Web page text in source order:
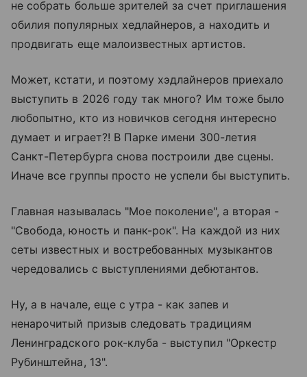
не собрать больше зрителей за счет приглашения
обилия популярных хедлайнеров, а находить и
продвигать еще малоизвестных артистов.
Может, кстати, и поэтому хэдлайнеров приехало
выступить в 2026 году так много? Им тоже было
любопытно, кто из новичков сегодня интересно
думает и играет?! В Парке имени 300-летия
Санкт-Петербурга снова построили две сцены.
Иначе все группы просто не успели бы выступить.
Главная называлась "Мое поколение", а вторая -
"Свобода, юность и панк-рок". На каждой из них
сеты известных и востребованных музыкантов
чередовались с выступлениями дебютантов.
Ну, а в начале, еще с утра - как запев и
ненарочитый призыв следовать традициям
Ленинградского рок-клуба - выступил "Оркестр
Рубинштейна, 13".